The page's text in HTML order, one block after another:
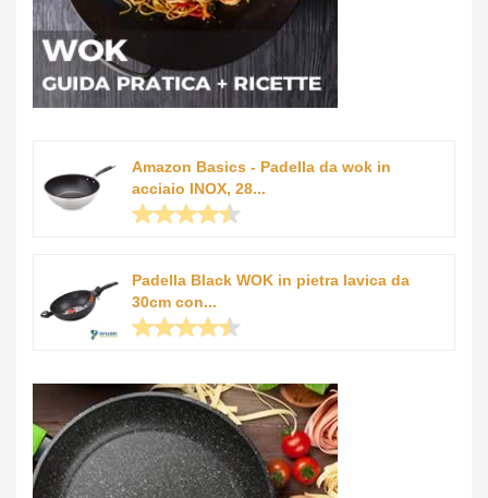
Amazon Basics - Padella da wok in
acciaio INOX, 28...
Padella Black WOK in pietra lavica da
30cm con...